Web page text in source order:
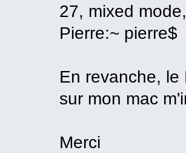
27, mixed
Pierre:~ pierre$
En revanche,
sur mon mac
Merci